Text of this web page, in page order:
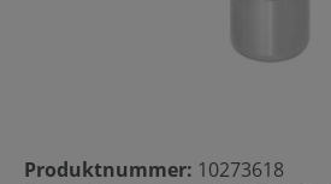
Produktnummer: 10273618